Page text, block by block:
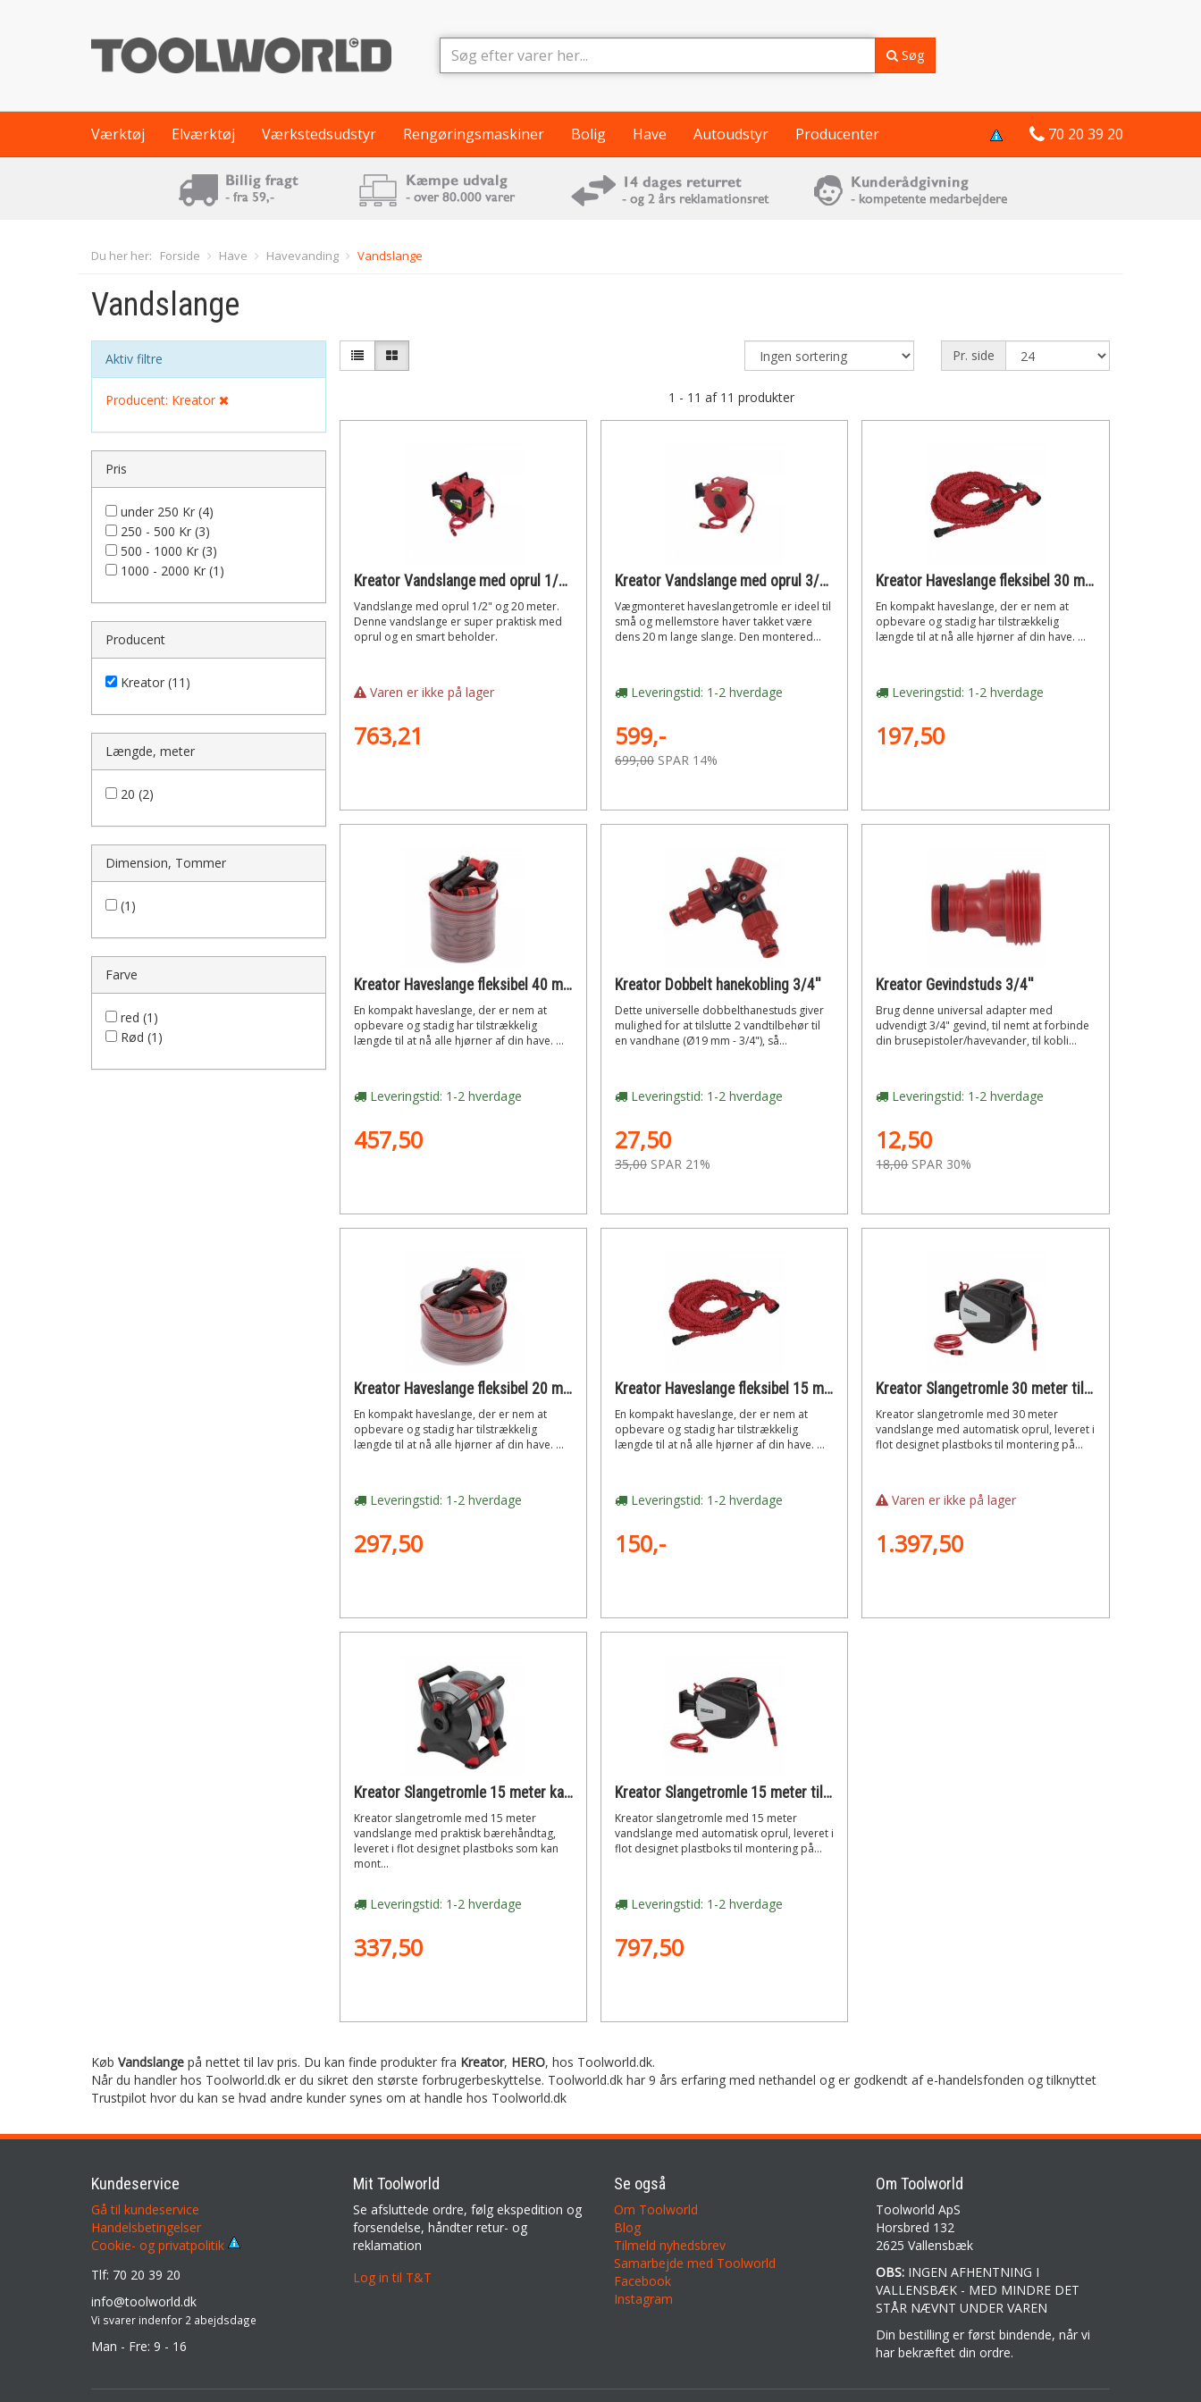
Søg
Værktøj Elværktøj Værkstedsudstyr Rengøringsmaskiner Bolig Have Autoudstyr Producenter 70 20 39 20
Du her her: Forside Have Havevanding Vandslange
Vandslange
Aktiv filtre
Producent: Kreator
Pris
under 250 Kr (4)
250 - 500 Kr (3)
500 - 1000 Kr (3)
1000 - 2000 Kr (1)
Producent
Kreator (11)
Længde, meter
20 (2)
Dimension, Tommer
(1)
Farve
red (1)
Rød (1)
Pr. side
1 - 11 af 11 produkter
Kreator Vandslange med oprul 1/2 20 meter"
Vandslange med oprul 1/2" og 20 meter.
Denne vandslange er super praktisk med
oprul og en smart beholder.
Varen er ikke på lager
763,21
Kreator Vandslange med oprul 3/8 20 meter
Vægmonteret haveslangetromle er ideel til
små og mellemstore haver takket være
dens 20 m lange slange. Den montered...
Leveringstid: 1-2 hverdage
599,-
699,00 SPAR 14%
Kreator Haveslange fleksibel 30 meter med pistol
En kompakt haveslange, der er nem at
opbevare og stadig har tilstrækkelig
længde til at nå alle hjørner af din have. ...
Leveringstid: 1-2 hverdage
197,50
Kreator Haveslange fleksibel 40 m ekstra stærk
En kompakt haveslange, der er nem at
opbevare og stadig har tilstrækkelig
længde til at nå alle hjørner af din have. ...
Leveringstid: 1-2 hverdage
457,50
Kreator Dobbelt hanekobling 3/4''
Dette universelle dobbelthanestuds giver
mulighed for at tilslutte 2 vandtilbehør til
en vandhane (Ø19 mm - 3/4"), så...
Leveringstid: 1-2 hverdage
27,50
35,00 SPAR 21%
Kreator Gevindstuds 3/4''
Brug denne universal adapter med
udvendigt 3/4" gevind, til nemt at forbinde
din brusepistoler/havevander, til kobli...
Leveringstid: 1-2 hverdage
12,50
18,00 SPAR 30%
Kreator Haveslange fleksibel 20 m ekstra stærk
En kompakt haveslange, der er nem at
opbevare og stadig har tilstrækkelig
længde til at nå alle hjørner af din have. ...
Leveringstid: 1-2 hverdage
297,50
Kreator Haveslange fleksibel 15 meter med pistol
En kompakt haveslange, der er nem at
opbevare og stadig har tilstrækkelig
længde til at nå alle hjørner af din have. ...
Leveringstid: 1-2 hverdage
150,-
Kreator Slangetromle 30 meter til vægmontering
Kreator slangetromle med 30 meter
vandslange med automatisk oprul, leveret i
flot designet plastboks til montering på...
Varen er ikke på lager
1.397,50
Kreator Slangetromle 15 meter kan vægmonteres
Kreator slangetromle med 15 meter
vandslange med praktisk bærehåndtag,
leveret i flot designet plastboks som kan
mont...
Leveringstid: 1-2 hverdage
337,50
Kreator Slangetromle 15 meter til vægmontering
Kreator slangetromle med 15 meter
vandslange med automatisk oprul, leveret i
flot designet plastboks til montering på...
Leveringstid: 1-2 hverdage
797,50
Køb Vandslange på nettet til lav pris. Du kan finde produkter fra Kreator, HERO, hos Toolworld.dk.
Når du handler hos Toolworld.dk er du sikret den største forbrugerbeskyttelse. Toolworld.dk har 9 års erfaring med nethandel og er godkendt af e-handelsfonden og tilknyttet
Trustpilot hvor du kan se hvad andre kunder synes om at handle hos Toolworld.dk
Kundeservice
Gå til kundeservice
Handelsbetingelser
Cookie- og privatpolitik
Tlf: 70 20 39 20
info@toolworld.dk
Vi svarer indenfor 2 abejdsdage
Man - Fre: 9 - 16
Mit Toolworld
Se afsluttede ordre, følg ekspedition og
forsendelse, håndter retur- og
reklamation
Log in til T&T
Se også
Om Toolworld
Blog
Tilmeld nyhedsbrev
Samarbejde med Toolworld
Facebook
Instagram
Om Toolworld
Toolworld ApS
Horsbred 132
2625 Vallensbæk
OBS:INGEN AFHENTNING I
VALLENSBÆK - MED MINDRE DET
STÅR NÆVNT UNDER VAREN
Din bestilling er først bindende, når vi
har bekræftet din ordre.